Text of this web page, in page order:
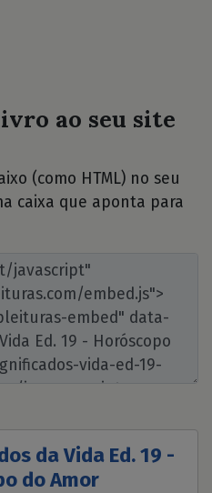
ao seu site
(como HTML) no seu
caixa que aponta para
da Vida Ed. 19 -
do Amor